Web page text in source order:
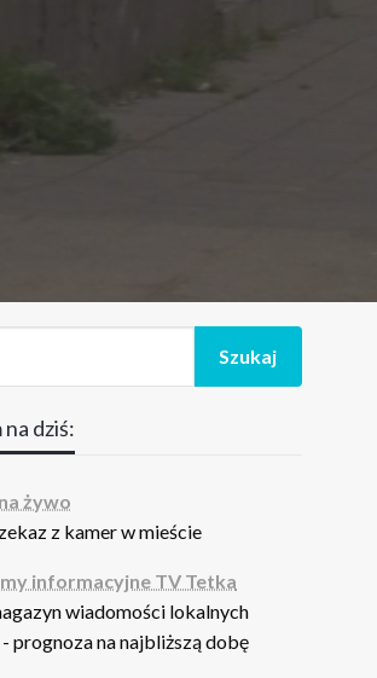
dziś:
żywo
z kamer w mieście
informacyjne TV Tetka
wiadomości lokalnych
prognoza na najbliższą dobę